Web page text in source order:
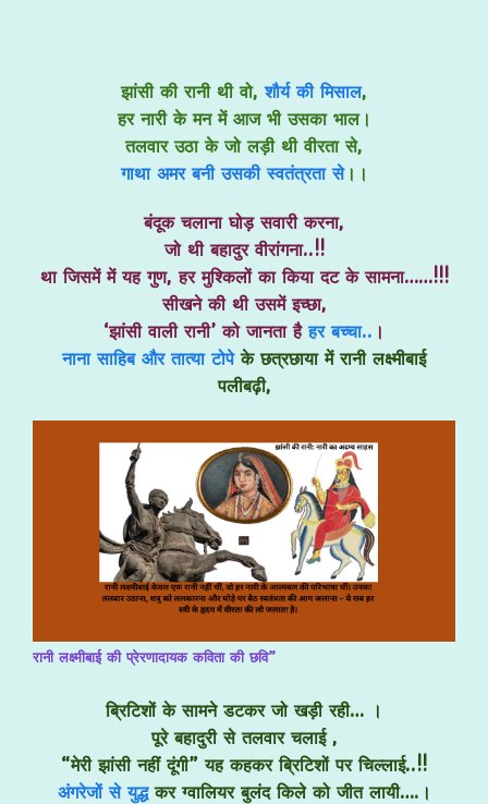
झांसी की रानी थी वो,शौर्य की मिसाल,
हर नारी के मन में आज भी उसका भाल।
तलवार उठा के जो लड़ी थी वीरता से,
गाथा अमर बनी उसकी स्वतंत्रता से।।
बंदूक चलाना घोड़ सवारी करना,
जो थी बहादुर वीरांगना..!!
था जिसमें में यह गुण, हर मुश्किलों का किया दट के सामना……!!!
सीखने की थी उसमें इच्छा,
‘झांसी वाली रानी’ को जानता हैहर बच्चा.. ।
नाना साहिब और तात्या टोपेके छत्रछाया में रानी लक्ष्मीबाई
पलीबढ़ी,
रानी लक्ष्मीबाई की प्रेरणादायक कविता की छवि”
ब्रिटिशों के सामने डटकर जो खड़ी रही… ।
पूरे बहादुरी से तलवार चलाई ,
“मेरी झांसी नहीं दूंगी” यह कहकर ब्रिटिशों पर चिल्लाई..!!
अंगरेजों से युद्धकर ग्वालियर बुलंद किले को जीत लायी….।